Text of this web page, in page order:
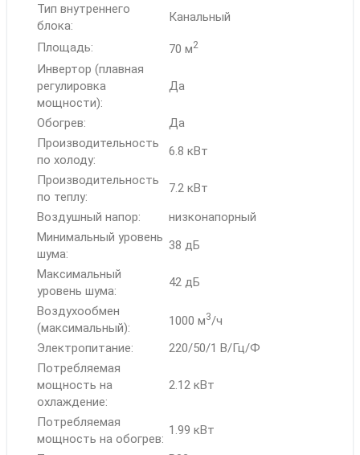
Тип внутреннего
блока:
Канальный
Площадь: 70 м2
Инвертор (плавная
регулировка
мощности):
Да
Обогрев:
Да
Производительность
по холоду:
6.8 кВт
Производительность
по теплу:
7.2 кВт
Воздушный напор:
низконапорный
Минимальный уровень
шума:
38 дБ
Максимальный
уровень шума:
42 дБ
Воздухообмен
(максимальный):
1000 м3/ч
Электропитание:
220/50/1 В/Гц/Ф
Потребляемая
мощность на
охлаждение:
2.12 кВт
Потребляемая
мощность на обогрев:
1.99 кВт